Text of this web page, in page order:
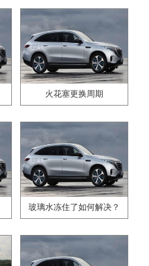
火花塞更换周期
玻璃水冻住了如何解决？